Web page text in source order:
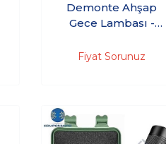
Demonte Ahşap
Gece Lambası -
Fiyat Sorunuz